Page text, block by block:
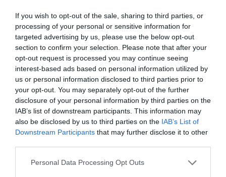
If you wish to opt-out of the sale, sharing to third parties, or
processing of your personal or sensitive information for
targeted advertising by us, please use the below opt-out
section to confirm your selection. Please note that after your
opt-out request is processed you may continue seeing
interest-based ads based on personal information utilized by
us or personal information disclosed to third parties prior to
your opt-out. You may separately opt-out of the further
disclosure of your personal information by third parties on the
IAB’s list of downstream participants. This information may
also be disclosed by us to third parties on the IAB’s List of
Downstream Participants that may further disclose it to other
Personal Data Processing Opt Outs
Lê Também:
Taskmaster Portugal | Os
melhores momentos do
programa da RTP
Mas, o resultado final não parece ter sido o mais
zen.
Pub